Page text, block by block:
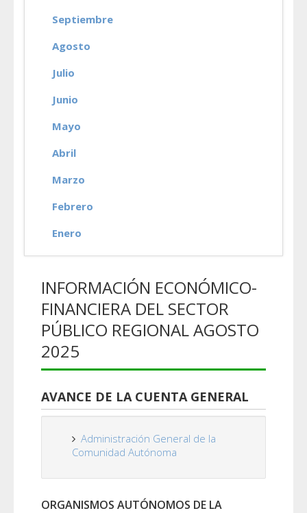
Septiembre
Agosto
Julio
Junio
Mayo
Abril
Marzo
Febrero
Enero
INFORMACIÓN ECONÓMICO-
FINANCIERA DEL SECTOR
PÚBLICO REGIONAL AGOSTO
2025
AVANCE DE LA CUENTA GENERAL
Administración General de la
Comunidad Autónoma
ORGANISMOS AUTÓNOMOS DE LA